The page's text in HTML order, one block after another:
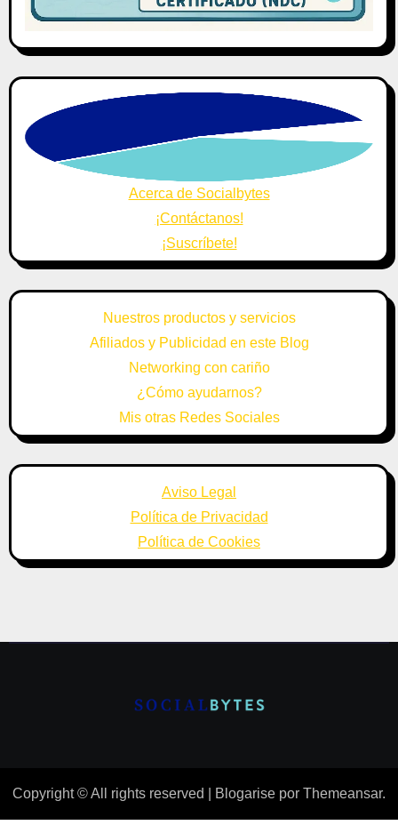
Acerca de Socialbytes
¡Contáctanos!
¡Suscríbete!
Nuestros productos y servicios
Afiliados y Publicidad en este Blog
Networking con cariño
¿Cómo ayudarnos?
Mis otras Redes Sociales
Aviso Legal
Política de Privacidad
Política de Cookies
Copyright © All rights reserved Blogarise por Themeansar.